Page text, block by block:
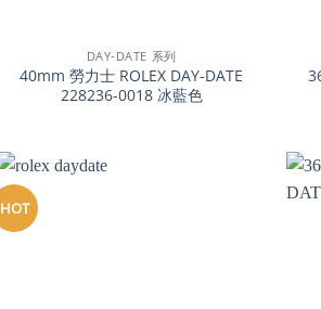
DAY-DATE 系列
40mm 勞力士 ROLEX DAY-DATE
228236-0018 冰藍色
HOT